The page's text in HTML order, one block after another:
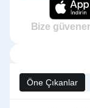
Bize
Öne Çıkanlar